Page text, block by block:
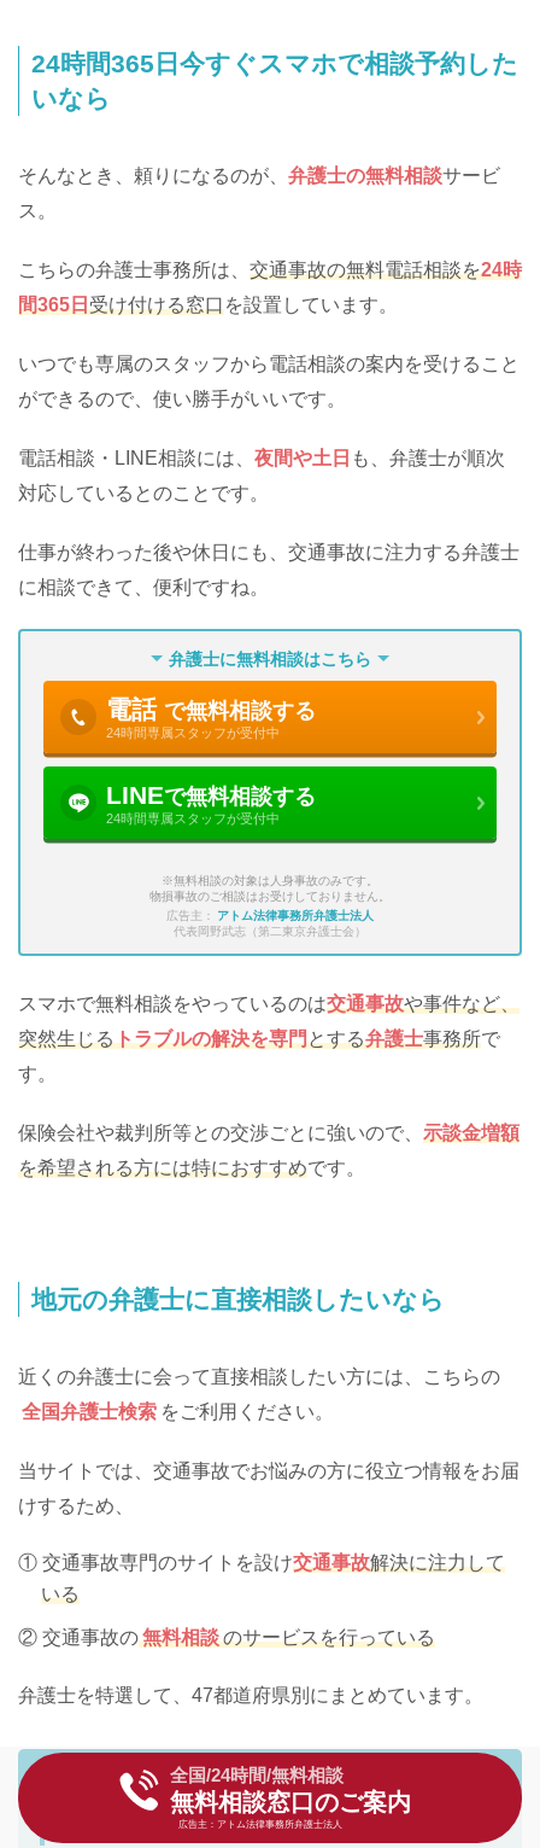
24時間365日今すぐスマホで相談予約した
いなら
そんなとき、頼りになるのが、 弁護士の無料相談サービ
ス。
こちらの弁護士事務所は、 交通事故の無料電話相談を24時
間365日受け付ける窓口を設置しています。
いつでも専属のスタッフから電話相談の案内を受けること
ができるので、使い勝手がいいです。
電話相談・LINE相談には、 夜間や土日 も、弁護士が順次
対応しているとのことです。
仕事が終わった後や休日にも、交通事故に注力する弁護士
に相談できて、便利ですね。
弁護士に無料相談はこちら
電話 で無料相談する
24時間専属スタッフが受付中
LINEで無料相談する
24時間専属スタッフが受付中
※無料相談の対象は人身事故のみです。
物損事故のご相談はお受けしておりません。
広告主：
アトム法律事務所弁護士法人
代表岡野武志（第二東京弁護士会）
スマホで無料相談をやっているのは交通事故や事件など、
突然生じるトラブルの解決を専門とする弁護士事務所で
す。
保険会社や裁判所等との交渉ごとに強いので、 示談金増額
を希望される方には特におすすめです。
地元の弁護士に直接相談したいなら
近くの弁護士に会って直接相談したい方には、こちらの
全国弁護士検索 をご利用ください。
当サイトでは、交通事故でお悩みの方に役立つ情報をお届
けするため、
① 交通事故専門のサイトを設け交通事故解決に注力して
いる
② 交通事故の無料相談のサービスを行っている
弁護士を特選して、47都道府県別にまとめています。
弁護士を探す 5秒で完了
全国/24時間/無料相談
無料相談窓口のご案内
広告主：アトム法律事務所弁護士法人